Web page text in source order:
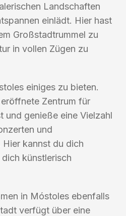
Landschaften
einlädt. Hier hast
Großstadtrummel zu
in vollen Zügen zu
einiges zu bieten.
Zentrum für
und genieße eine Vielzahl
und
kannst du dich
künstlerisch
in Móstoles ebenfalls
verfügt über eine